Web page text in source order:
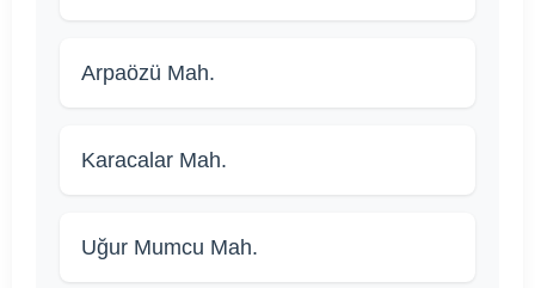
Arpaözü Mah.
Karacalar Mah.
Uğur Mumcu Mah.